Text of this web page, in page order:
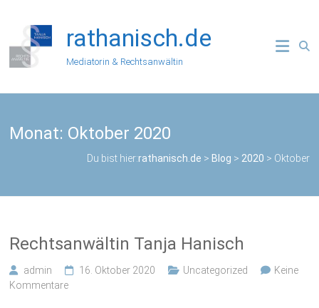
springen
rathanisch.de
Mediatorin & Rechtsanwältin
Monat: Oktober 2020
Du bist hier:rathanisch.de > Blog > 2020 > Oktober
Rechtsanwältin Tanja Hanisch
admin 16. Oktober 2020 Uncategorized
Keine
Kommentare